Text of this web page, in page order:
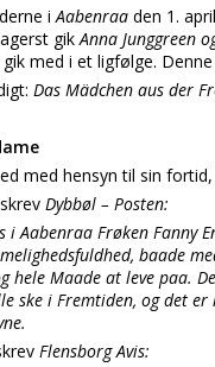
iAabenraa den 1.
gikAnna Junggreen
med i et ligfølge.
Das Mädchen aus der
med hensyn til sin
Dybbøl – Posten:
Aabenraa Frøken Fanny
baade
hele Maade at leve paa.
ske i Fremtiden, og det
Flensborg Avis: